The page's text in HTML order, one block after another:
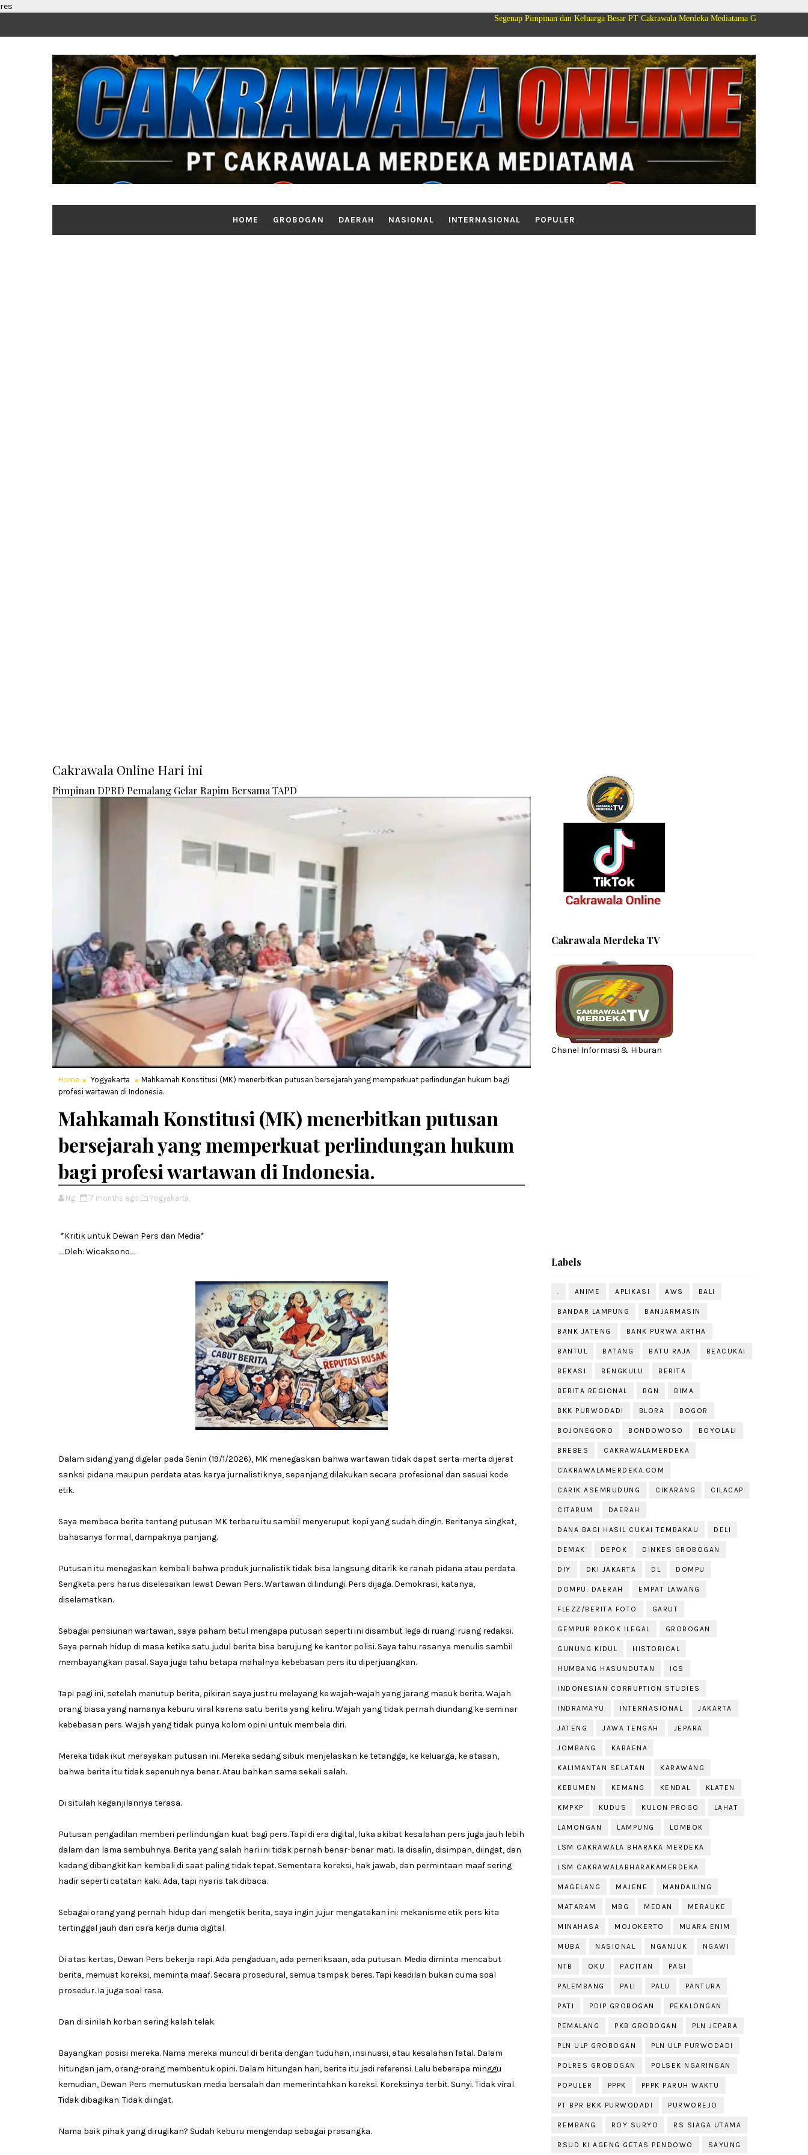
res
Segenap Pimpinan dan Keluarga Besar PT Cakrawala Merdeka Mediatama Group Mengucapkan Selamat
HOME GROBOGAN DAERAH NASIONAL INTERNASIONAL POPULER
Cakrawala Online Hari ini
Pimpinan DPRD Pemalang Gelar Rapim Bersama TAPD
Home Yogyakarta
Mahkamah Konstitusi (MK) menerbitkan putusan bersejarah yang memperkuat perlindungan hukum bagi
profesi wartawan di Indonesia.
Mahkamah Konstitusi (MK) menerbitkan putusan
bersejarah yang memperkuat perlindungan hukum
bagi profesi wartawan di Indonesia.
Ng 7 months ago Yogyakarta,
*Kritik untuk Dewan Pers dan Media*
_Oleh: Wicaksono_
Dalam sidang yang digelar pada Senin (19/1/2026), MK menegaskan bahwa wartawan tidak dapat serta-merta dijerat
sanksi pidana maupun perdata atas karya jurnalistiknya, sepanjang dilakukan secara profesional dan sesuai kode
etik.
Saya membaca berita tentang putusan MK terbaru itu sambil menyeruput kopi yang sudah dingin. Beritanya singkat,
bahasanya formal, dampaknya panjang.
Putusan itu menegaskan kembali bahwa produk jurnalistik tidak bisa langsung ditarik ke ranah pidana atau perdata.
Sengketa pers harus diselesaikan lewat Dewan Pers. Wartawan dilindungi. Pers dijaga. Demokrasi, katanya,
diselamatkan.
Sebagai pensiunan wartawan, saya paham betul mengapa putusan seperti ini disambut lega di ruang-ruang redaksi.
Saya pernah hidup di masa ketika satu judul berita bisa berujung ke kantor polisi. Saya tahu rasanya menulis sambil
membayangkan pasal. Saya juga tahu betapa mahalnya kebebasan pers itu diperjuangkan.
Tapi pagi ini, setelah menutup berita, pikiran saya justru melayang ke wajah-wajah yang jarang masuk berita. Wajah
orang biasa yang namanya keburu viral karena satu berita yang keliru. Wajah yang tidak pernah diundang ke seminar
kebebasan pers. Wajah yang tidak punya kolom opini untuk membela diri.
Mereka tidak ikut merayakan putusan ini. Mereka sedang sibuk menjelaskan ke tetangga, ke keluarga, ke atasan,
bahwa berita itu tidak sepenuhnya benar. Atau bahkan sama sekali salah.
Di situlah keganjilannya terasa.
Putusan pengadilan memberi perlindungan kuat bagi pers. Tapi di era digital, luka akibat kesalahan pers juga jauh lebih
dalam dan lama sembuhnya. Berita yang salah hari ini tidak pernah benar-benar mati. Ia disalin, disimpan, diingat, dan
kadang dibangkitkan kembali di saat paling tidak tepat. Sementara koreksi, hak jawab, dan permintaan maaf sering
hadir seperti catatan kaki. Ada, tapi nyaris tak dibaca.
Sebagai orang yang pernah hidup dari mengetik berita, saya ingin jujur mengatakan ini: mekanisme etik pers kita
tertinggal jauh dari cara kerja dunia digital.
Di atas kertas, Dewan Pers bekerja rapi. Ada pengaduan, ada pemeriksaan, ada putusan. Media diminta mencabut
berita, memuat koreksi, meminta maaf. Secara prosedural, semua tampak beres. Tapi keadilan bukan cuma soal
prosedur. Ia juga soal rasa.
Dan di sinilah korban sering kalah telak.
Bayangkan posisi mereka. Nama mereka muncul di berita dengan tuduhan, insinuasi, atau kesalahan fatal. Dalam
hitungan jam, orang-orang membentuk opini. Dalam hitungan hari, berita itu jadi referensi. Lalu beberapa minggu
kemudian, Dewan Pers memutuskan media bersalah dan memerintahkan koreksi. Koreksinya terbit. Sunyi. Tidak viral.
Tidak dibagikan. Tidak diingat.
Nama baik pihak yang dirugikan? Sudah keburu mengendap sebagai prasangka.
Cakrawala Merdeka TV
Chanel Informasi & Hiburan
Labels
. ANIME APLIKASI AWS BALI
BANDAR LAMPUNG BANJARMASIN
BANK JATENG BANK PURWA ARTHA
BANTUL BATANG BATU RAJA BEACUKAI
BEKASI BENGKULU BERITA
BERITA REGIONAL BGN BIMA
BKK PURWODADI BLORA BOGOR
BOJONEGORO BONDOWOSO BOYOLALI
BREBES CAKRAWALAMERDEKA
CAKRAWALAMERDEKA.COM
CARIK ASEMRUDUNG CIKARANG CILACAP
CITARUM DAERAH
DANA BAGI HASIL CUKAI TEMBAKAU DELI
DEMAK DEPOK DINKES GROBOGAN
DIY DKI JAKARTA DL DOMPU
DOMPU. DAERAH EMPAT LAWANG
FLEZZ/BERITA FOTO GARUT
GEMPUR ROKOK ILEGAL GROBOGAN
GUNUNG KIDUL HISTORICAL
HUMBANG HASUNDUTAN ICS
INDONESIAN CORRUPTION STUDIES
INDRAMAYU INTERNASIONAL JAKARTA
JATENG JAWA TENGAH JEPARA
JOMBANG KABAENA
KALIMANTAN SELATAN KARAWANG
KEBUMEN KEMANG KENDAL KLATEN
KMPKP KUDUS KULON PROGO LAHAT
LAMONGAN LAMPUNG LOMBOK
LSM CAKRAWALA BHARAKA MERDEKA
LSM CAKRAWALABHARAKAMERDEKA
MAGELANG MAJENE MANDAILING
MATARAM MBG MEDAN MERAUKE
MINAHASA MOJOKERTO MUARA ENIM
MUBA NASIONAL NGANJUK NGAWI
NTB OKU PACITAN PAGI
PALEMBANG PALI PALU PANTURA
PATI PDIP GROBOGAN PEKALONGAN
PEMALANG PKB GROBOGAN PLN JEPARA
PLN ULP GROBOGAN PLN ULP PURWODADI
POLRES GROBOGAN POLSEK NGARINGAN
POPULER PPPK PPPK PARUH WAKTU
PT BPR BKK PURWODADI PURWOREJO
REMBANG ROY SURYO RS SIAGA UTAMA
RSUD KI AGENG GETAS PENDOWO SAYUNG